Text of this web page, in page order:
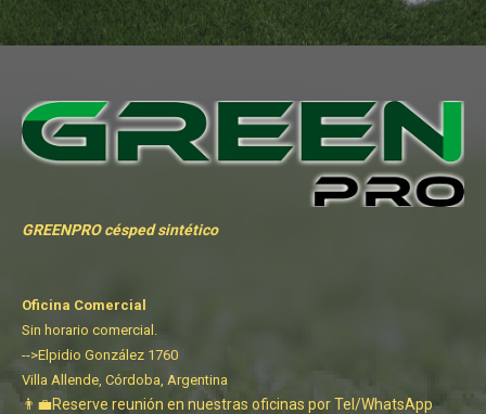
GREENPRO césped sintético
Oficina Comercial
Sin horario comercial.
-->Elpidio González 1760
Villa Allende, Córdoba, Argentina
👨‍💼Reserve reunión en nuestras oficinas por Tel/WhatsApp